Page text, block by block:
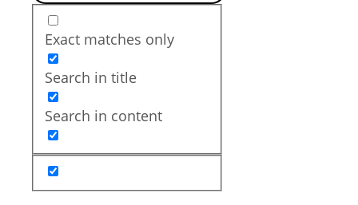
Exact matches only
Search in title
Search in content